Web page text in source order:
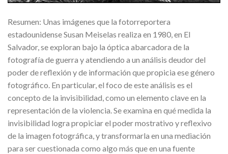
Resumen: Unas imágenes que la fotorreportera
estadounidense Susan Meiselas realiza en 1980, en El
Salvador, se exploran bajo la óptica abarcadora de la
fotografía de guerra y atendiendo a un análisis deudor del
poder de reflexión y de información que propicia ese género
fotográfico. En particular, el foco de este análisis es el
concepto de la invisibilidad, como un elemento clave en la
representación de la violencia. Se examina en qué medida la
invisibilidad logra propiciar el poder mostrativo y reflexivo
de la imagen fotográfica, y transformarla en una mediación
para ser cuestionada como algo más que en una fuente